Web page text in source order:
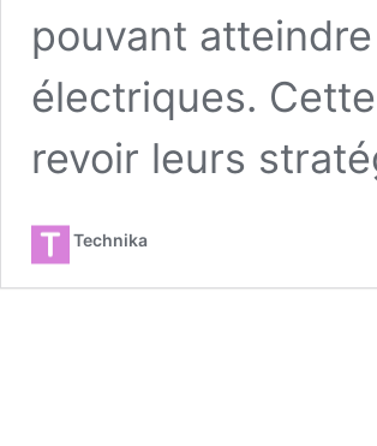
pouvant
électriques.
revoir leurs
Technika